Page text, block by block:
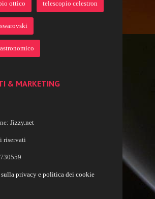
ottico telescopio celestron
& MARKETING
Jizzy.net
riservati
privacy e politica dei cookie